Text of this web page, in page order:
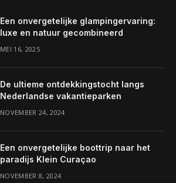
Een onvergetelijke glampingervaring:
luxe en natuur gecombineerd
MEI 16, 2025
De ultieme ontdekkingstocht langs
Nederlandse vakantieparken
NOVEMBER 24, 2024
Een onvergetelijke boottrip naar het
paradijs Klein Curaçao
NOVEMBER 8, 2024